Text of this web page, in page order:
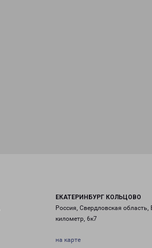
ЕКАТЕРИНБУРГ КОЛЬЦОВО
Россия, Свердловская область,
километр, 6к7
на карте